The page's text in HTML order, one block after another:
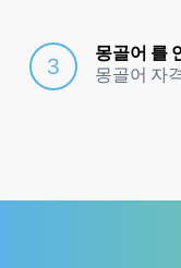
몽골어 를
몽골어 자